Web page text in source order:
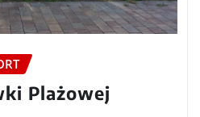
Plażowej